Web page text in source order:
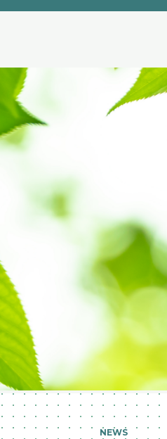
NEWS